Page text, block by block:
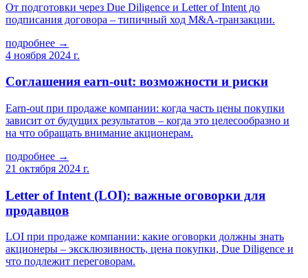
От подготовки через Due Diligence и Letter of Intent до
подписания договора – типичный ход M&A-транзакции.
подробнее →
4 ноября 2024 г.
Соглашения earn-out: возможности и риски
Earn-out при продаже компании: когда часть цены покупки
зависит от будущих результатов – когда это целесообразно и
на что обращать внимание акционерам.
подробнее →
21 октября 2024 г.
Letter of Intent (LOI): важные оговорки для
продавцов
LOI при продаже компании: какие оговорки должны знать
акционеры – эксклюзивность, цена покупки, Due Diligence и
что подлежит переговорам.